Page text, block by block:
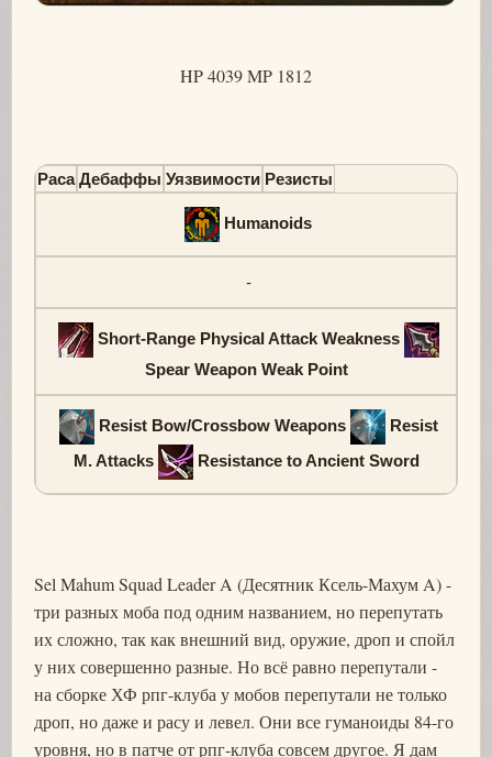
HP 4039 MP 1812
Раса Дебаффы Уязвимости Резисты
Humanoids
-
Short-Range Physical Attack Weakness
Spear Weapon Weak Point
Resist Bow/Crossbow Weapons
Resist
M. Attacks
Resistance to Ancient Sword
Sel Mahum Squad Leader A (Десятник Ксель-Махум A) -
три разных моба под одним названием, но перепутать
их сложно, так как внешний вид, оружие, дроп и спойл
у них совершенно разные. Но всё равно перепутали -
на сборке ХФ рпг-клуба у мобов перепутали не только
дроп, но даже и расу и левел. Они все гуманоиды 84-го
уровня, но в патче от рпг-клуба совсем другое. Я дам